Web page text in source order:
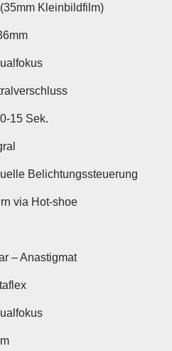
Kleinbildfilm)
15 Sek.
Belichtungssteuerung
via Hot-shoe
– Anastigmat